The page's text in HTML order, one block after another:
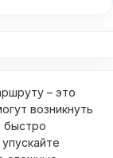
– это
возникнуть
быстро